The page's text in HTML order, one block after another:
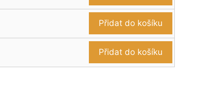
Přidat do košíku
Přidat do košíku